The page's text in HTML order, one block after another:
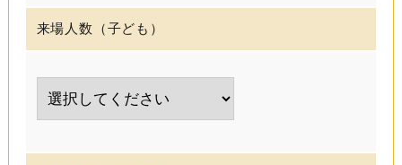
来場人数（子ども）